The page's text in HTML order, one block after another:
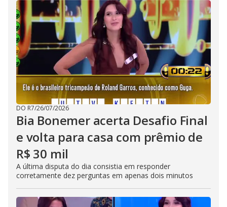
DO R7/26/07/2026
Bia Bonemer acerta Desafio Final
e volta para casa com prêmio de
R$ 30 mil
A última disputa do dia consistia em responder
corretamente dez perguntas em apenas dois minutos